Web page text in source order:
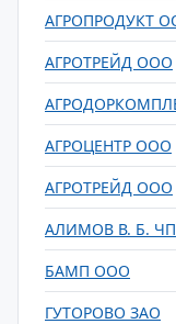
АГРОПРОДУКТ
АГРОТРЕЙД ООО
АГРОЦЕНТР ООО
АГРОТРЕЙД ООО
АЛИМОВ В. Б. ЧП
БАМП ООО
ГУТОРОВО ЗАО